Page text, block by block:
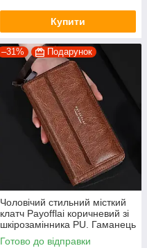
Купити
–31% Подарунок
Чоловічий стильний місткий
клатч Payofflai коричневий зі
шкірозамінника PU. Гаманець
портмоне зі штучної шкіри
Готово до відправки